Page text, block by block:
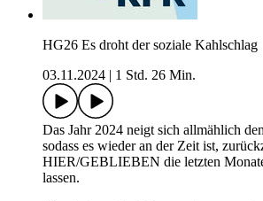
HG26 Es droht der soziale Kahlschlag
03.11.2024
1 Std. 26 Min.
Das Jahr 2024 neigt sich allmählich
sodass es wieder an der Zeit ist,
HIER/GEBLIEBEN die letzten
lassen.